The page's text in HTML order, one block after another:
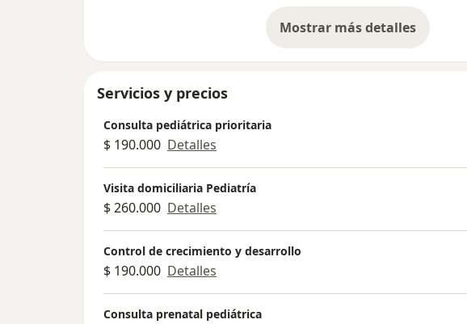
Mostrar más detalles
sobre la experiencia
Servicios y precios
Consulta pediátrica prioritaria
$ 190.000 Detalles
Visita domiciliaria Pediatría
$ 260.000 Detalles
Control de crecimiento y desarrollo
$ 190.000 Detalles
Consulta prenatal pediátrica